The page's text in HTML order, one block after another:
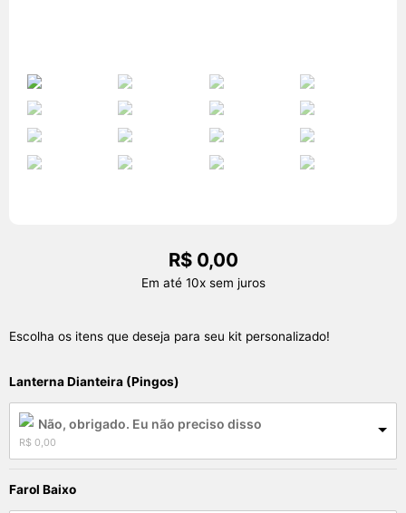
R$0,00
Em até 10x sem juros
Escolha os itens que deseja para seu kit personalizado!
Lanterna Dianteira (Pingos)
Não, obrigado. Eu não preciso disso
R$ 0,00
Farol Baixo